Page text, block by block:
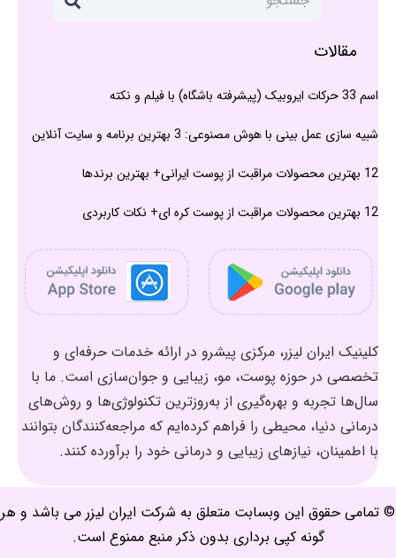
مقالات
اسم 33 حرکات ایروبیک (پیشرفته باشگاه) با فیلم و نکته
شبیه سازی عمل بینی با هوش مصنوعی: 3 بهترین برنامه و سایت آنلاین
12 بهترین محصولات مراقبت از پوست ایرانی+ بهترین برندها
12 بهترین محصولات مراقبت از پوست کره ای+ نکات کاربردی
کلینیک ایران لیزر، مرکزی پیشرو در ارائه خدمات حرفه‌ای و
تخصصی در حوزه پوست، مو، زیبایی و جوان‌سازی است. ما با
سال‌ها تجربه و بهره‌گیری از به‌روزترین تکنولوژی‌ها و روش‌های
درمانی دنیا، محیطی را فراهم کرده‌ایم که مراجعه‌کنندگان بتوانند
با اطمینان، نیازهای زیبایی و درمانی خود را برآورده کنند.
© تمامی حقوق این وبسابت متعلق به شرکت ایران لیزر می باشد و هر
گونه کپی برداری بدون ذکر منبع ممنوع است.